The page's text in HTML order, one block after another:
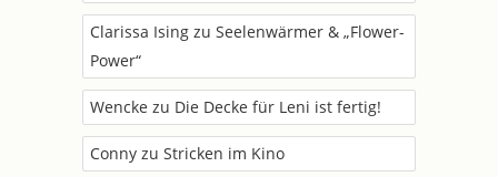
Clarissa Ising zu Seelenwärmer & „Flower-
Power“
Wencke zu Die Decke für Leni ist fertig!
Conny zu Stricken im Kino